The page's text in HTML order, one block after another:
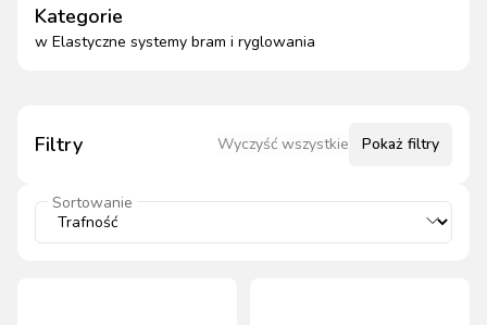
Kategorie
w Elastyczne systemy bram i ryglowania
Filtry Wyczyść wszystkie Pokaż filtry
Sortowanie